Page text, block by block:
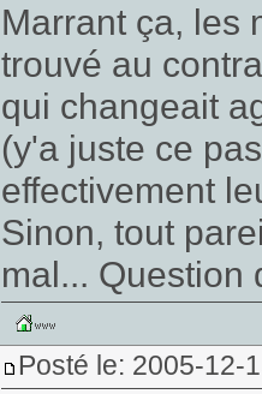
Marrant ça, les
trouvé au
qui changeait
(y'a juste ce
effectivement
Sinon, tout
mal... Question
Posté le: 2005-12-